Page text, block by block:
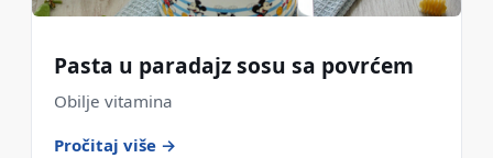
Pasta u paradajz sosu sa povrćem
Obilje vitamina
Pročitaj više →